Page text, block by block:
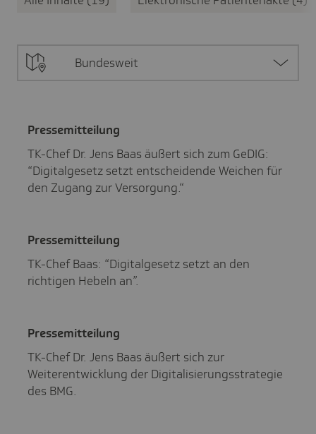
Bundesweit
Pres­se­mit­tei­lung
TK-Chef Dr. Jens Baas äußert sich zum GeDIG:
“Digitalgesetz setzt entscheidende Weichen für
den Zugang zur Versorgung.“
Pres­se­mit­tei­lung
TK-Chef Baas: “Digitalgesetz setzt an den
richtigen Hebeln an”.
Pres­se­mit­tei­lung
TK-Chef Dr. Jens Baas äußert sich zur
Weiterentwicklung der Digitalisierungsstrategie
des BMG.